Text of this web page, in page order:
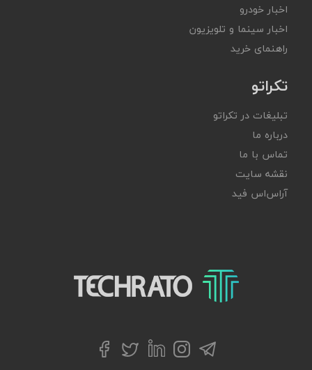
اخبار خودرو
اخبار سینما و تلویزیون
راهنمای خرید
تکراتو
تبلیغات در تکراتو
درباره ما
تماس با ما
نقشه سایت
آر‌اس‌اس فید
تکراتو – زندگی با تکنولوژی
تلگراماینستاگرام
لینکداینتوییترفیسبوک